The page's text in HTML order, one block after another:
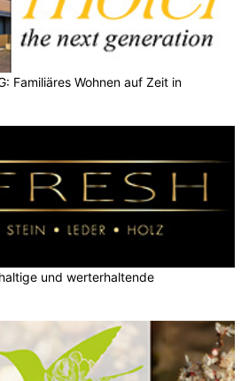
Familiäres Wohnen auf Zeit in
und werterhaltende